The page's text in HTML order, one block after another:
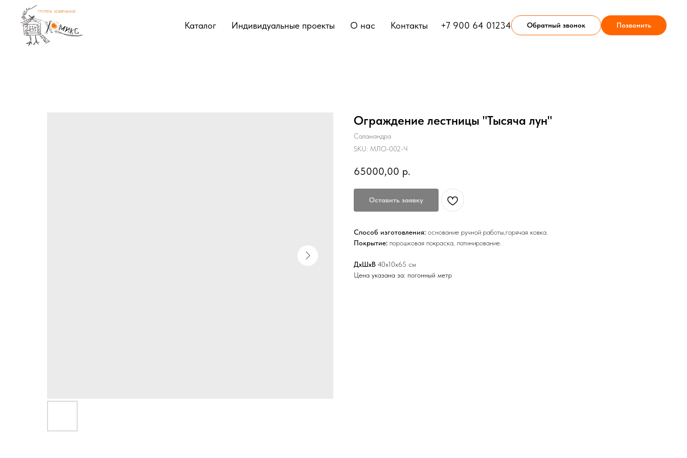
Каталог Индивидуальные проекты О нас Контакты +7 900 64 01234 Обратный звонок Позвонить
Ограждение лестницы "Тысяча лун"
Саламандра
SKU: МЛО-002-Ч
65000,00 р.
Оставить заявку
Способ изготовления: основание ручной работы,горячая ковка.
Покрытие: порошковая покраска, патинирование.
ДхШхВ 40х10х65 см
Цена указана за: погонный метр